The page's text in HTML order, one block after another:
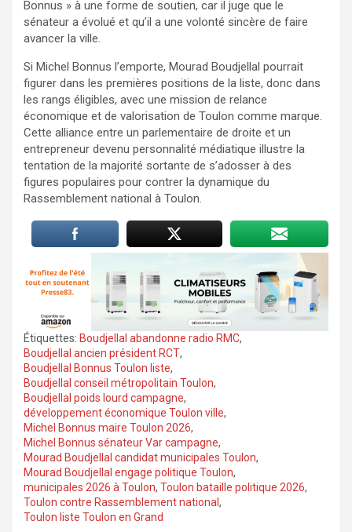
Bonnus » à une forme de soutien, car il juge que le
sénateur a évolué et qu’il a une volonté sincère de faire
avancer la ville.
Si Michel Bonnus l’emporte, Mourad Boudjellal pourrait
figurer dans les premières positions de la liste, donc dans
les rangs éligibles, avec une mission de relance
économique et de valorisation de Toulon comme marque.
Cette alliance entre un parlementaire de droite et un
entrepreneur devenu personnalité médiatique illustre la
tentation de la majorité sortante de s’adosser à des
figures populaires pour contrer la dynamique du
Rassemblement national à Toulon.
Étiquettes: Boudjellal abandonne radio RMC,
Boudjellal ancien président RCT,
Boudjellal Bonnus Toulon liste,
Boudjellal conseil métropolitain Toulon,
Boudjellal poids lourd campagne,
développement économique Toulon ville,
Michel Bonnus maire Toulon 2026,
Michel Bonnus sénateur Var campagne,
Mourad Boudjellal candidat municipales Toulon,
Mourad Boudjellal engage politique Toulon,
municipales 2026 à Toulon, Toulon bataille politique 2026,
Toulon contre Rassemblement national ,
Toulon liste Toulon en Grand